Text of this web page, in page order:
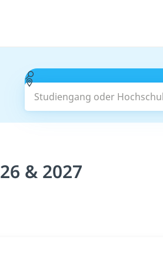
Studiengang oder Hochschule
& 2027